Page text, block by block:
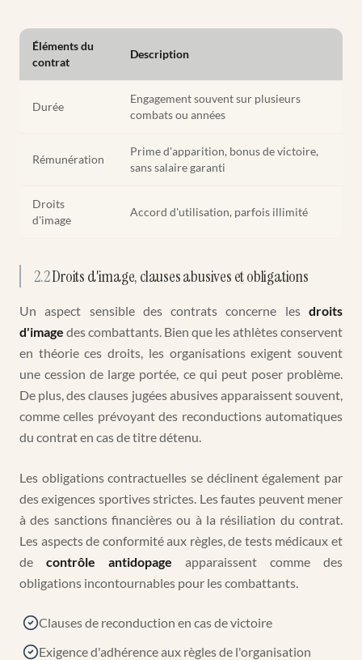
Éléments du
contrat
Description
Durée
Engagement souvent sur plusieurs
combats ou années
Rémunération
Prime d'apparition, bonus de victoire,
sans salaire garanti
Droits
d'image
Accord d'utilisation, parfois illimité
2.2Droits d'image, clauses abusives et obligations
Un aspect sensible des contrats concerne les droits
d'image des combattants. Bien que les athlètes conservent
en théorie ces droits, les organisations exigent souvent
une cession de large portée, ce qui peut poser problème.
De plus, des clauses jugées abusives apparaissent souvent,
comme celles prévoyant des reconductions automatiques
du contrat en cas de titre détenu.
Les obligations contractuelles se déclinent également par
des exigences sportives strictes. Les fautes peuvent mener
à des sanctions financières ou à la résiliation du contrat.
Les aspects de conformité aux règles, de tests médicaux et
de contrôle antidopage apparaissent comme des
obligations incontournables pour les combattants.
Clauses de reconduction en cas de victoire
Exigence d'adhérence aux règles de l'organisation